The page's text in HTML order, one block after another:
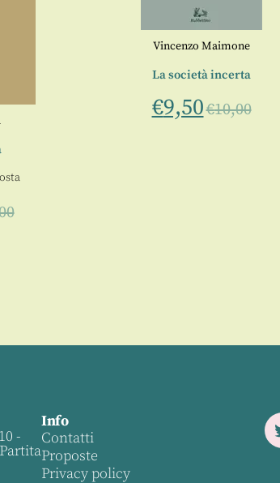
Vincenzo Maimone
La società incerta
€9,50€10,00
-
Info
Contatti
Proposte
Privacy policy